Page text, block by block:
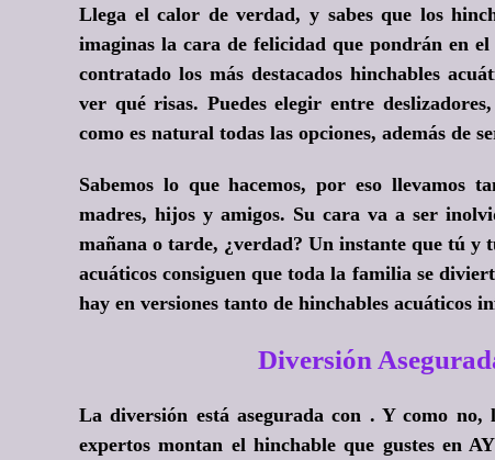
Llega el calor de verdad, y sabes que los
imaginas la cara de felicidad que pondrán en
contratado los más destacados hinchables
ver qué risas. Puedes elegir entre
como es natural todas las opciones, además de
Sabemos lo que hacemos, por eso llevamos
madres, hijos y amigos. Su cara va a ser
mañana o tarde, ¿verdad? Un instante que tú y
acuáticos consiguen que toda la familia se
hay en versiones tanto de hinchables acuáticos
Diversión
La diversión está asegurada con . Y como
expertos montan el hinchable que gustes en